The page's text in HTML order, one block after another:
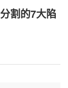
割的7大陷